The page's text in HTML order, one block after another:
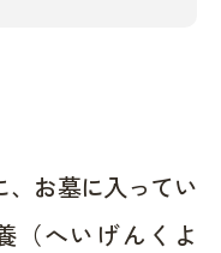
、お墓に入ってい
（へいげんくよ